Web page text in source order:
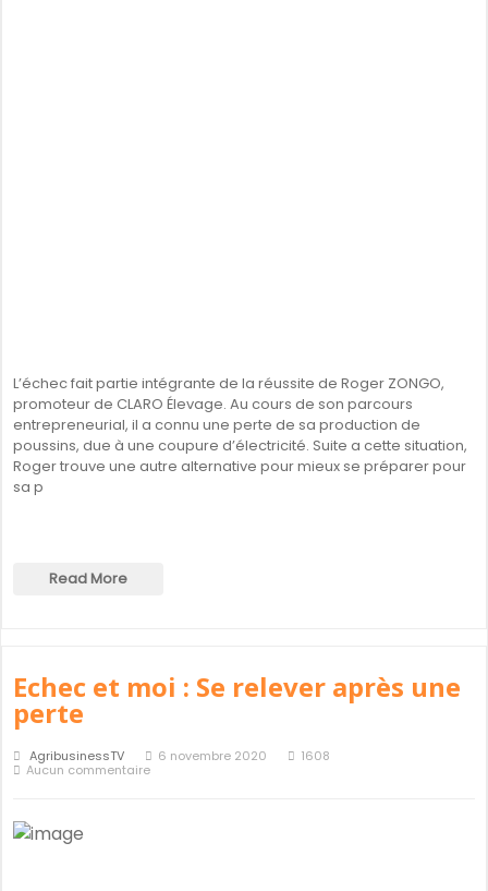
L’échec fait partie intégrante de la réussite de Roger ZONGO,
promoteur de CLARO Élevage. Au cours de son parcours
entrepreneurial, il a connu une perte de sa production de
poussins, due à une coupure d’électricité. Suite a cette situation,
Roger trouve une autre alternative pour mieux se préparer pour
sa p
Read More
Echec et moi : Se relever après une
perte
AgribusinessTV 6 novembre 2020
1608
Aucun commentaire